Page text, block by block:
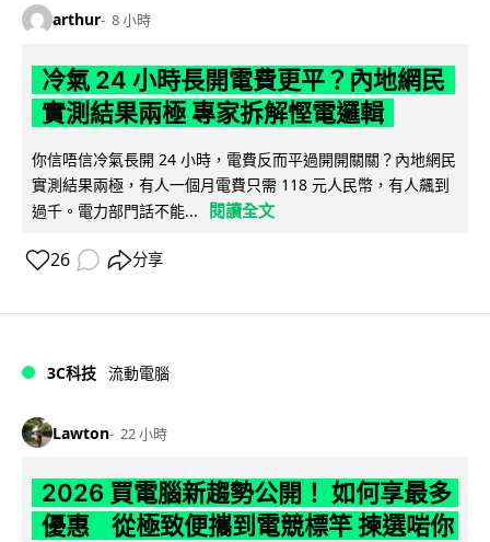
arthur 8 小時
冷氣 24 小時長開電費更平？內地網民
實測結果兩極 專家拆解慳電邏輯
你信唔信冷氣長開 24 小時，電費反而平過開開關關？內地網民
實測結果兩極，有人一個月電費只需 118 元人民幣，有人飆到
過千。電力部門話不能...
閱讀全文
26 分享
3C科技 流動電腦
Lawton 22 小時
2026 買電腦新趨勢公開！ 如何享最多
優惠 從極致便攜到電競標竿 揀選啱你